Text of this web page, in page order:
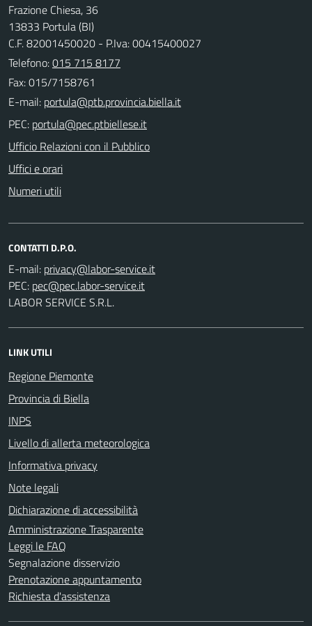
Frazione Chiesa, 36
13833 Portula (BI)
C.F. 82001450020 - P.Iva: 00415400027
Telefono:015 715 8177
Fax: 015/7158761
E-mail:
PEC:
Ufficio Relazioni con il Pubblico
Uffici e orari
Numeri utili
CONTATTI D.P.O.
E-mail:
PEC:
LABOR SERVICE S.R.L.
LINK UTILI
Regione Piemonte
Provincia di Biella
INPS
Livello di allerta meteorologica
Informativa privacy
Note legali
Dichiarazione di accessibilità
Amministrazione Trasparente
Leggi le FAQ
Segnalazione disservizio
Prenotazione appuntamento
Richiesta d'assistenza